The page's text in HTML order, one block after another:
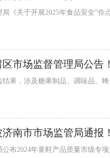
市场监督管理局公告！
南市市场监管局通报！